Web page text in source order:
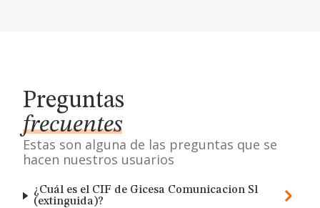
Preguntas
frecuentes
Estas son alguna de las preguntas que se
hacen nuestros usuarios
¿Cuál es el CIF de Gicesa Comunicacion Sl
(extinguida)?